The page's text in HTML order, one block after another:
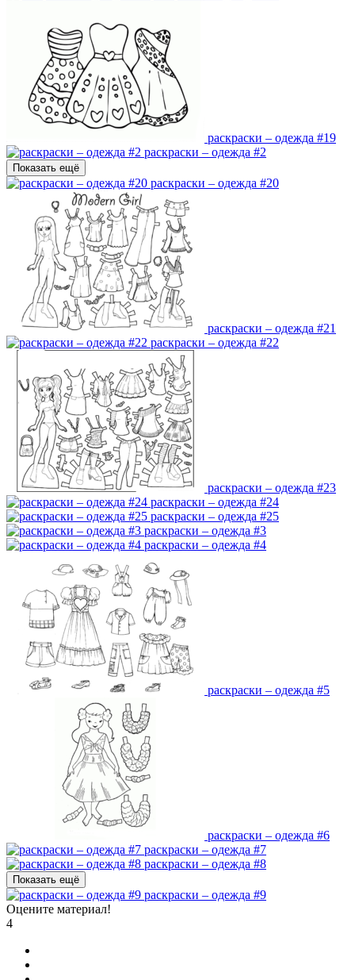
раскраски – одежда #19
раскраски – одежда #2
Показать ещё
раскраски – одежда #20
раскраски – одежда #21
раскраски – одежда #22
раскраски – одежда #23
раскраски – одежда #24
раскраски – одежда #25
раскраски – одежда #3
раскраски – одежда #4
раскраски – одежда #5
раскраски – одежда #6
раскраски – одежда #7
раскраски – одежда #8
Показать ещё
раскраски – одежда #9
Оцените материал!
4